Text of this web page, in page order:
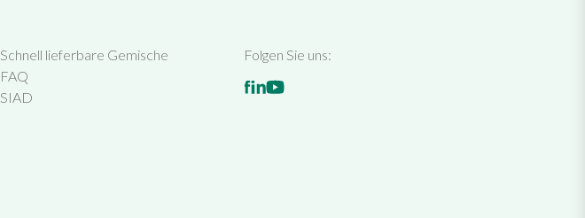
Schnell lieferbare Gemische
FAQ
SIAD
Folgen Sie uns: